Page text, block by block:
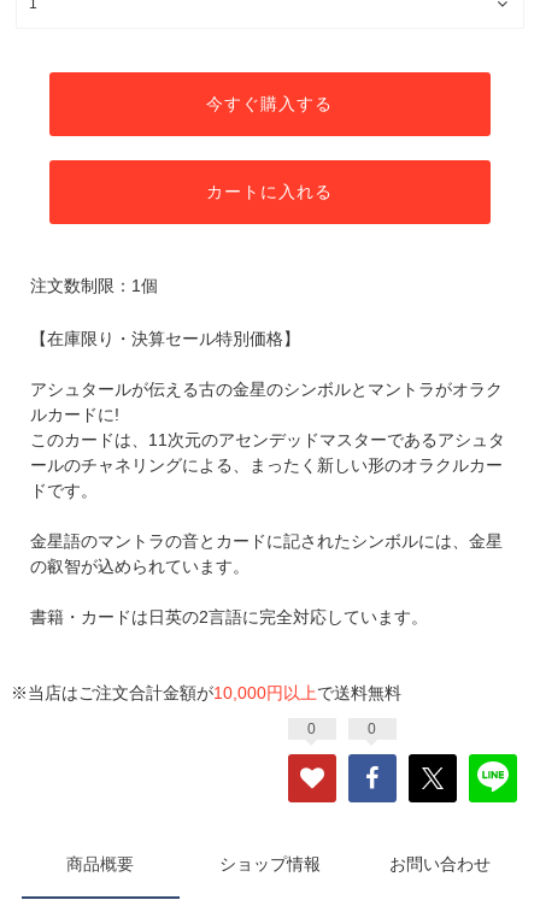
今すぐ購入する
カートに入れる
注文数制限：1個
【在庫限り・決算セール特別価格】
アシュタールが伝える古の金星のシンボルとマントラがオラク
ルカードに!
このカードは、11次元のアセンデッドマスターであるアシュタ
ールのチャネリングによる、まったく新しい形のオラクルカー
ドです。
金星語のマントラの音とカードに記されたシンボルには、金星
の叡智が込められています。
書籍・カードは日英の2言語に完全対応しています。
※当店はご注文合計金額が10,000円以上で送料無料
0 0
商品概要 ショップ情報 お問い合わせ